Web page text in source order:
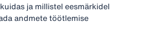
ja millistel eesmärkidel
andmete töötlemise